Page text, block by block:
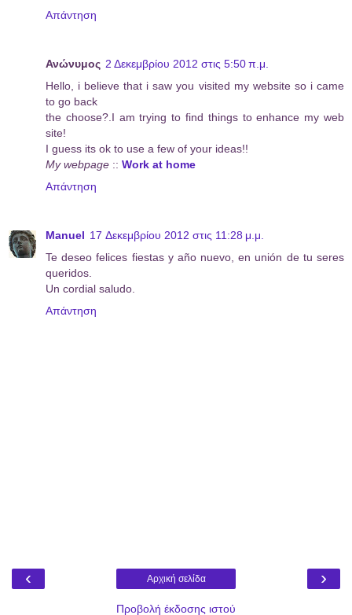
Απάντηση
Ανώνυμος 2 Δεκεμβρίου 2012 στις 5:50 π.μ.
Hello, i believe that i saw you visited my website so i came
to go back
the choose?.I am trying to find things to enhance my web
site!
I guess its ok to use a few of your ideas!!
My webpage :: Work at home
Απάντηση
Manuel 17 Δεκεμβρίου 2012 στις 11:28 μ.μ.
Te deseo felices fiestas y año nuevo, en unión de tu seres
queridos.
Un cordial saludo.
Απάντηση
‹ ›
Αρχική σελίδα
Προβολή έκδοσης ιστού